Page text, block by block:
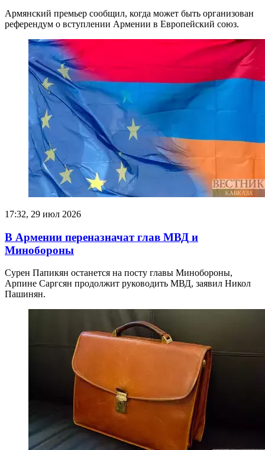
Армянский премьер сообщил, когда может быть организован
референдум о вступлении Армении в Европейский союз.
17:32, 29 июл 2026
В Армении переназначат глав МВД и
Минобороны
Сурен Папикян останется на посту главы Минобороны,
Арпине Саргсян продолжит руководить МВД, заявил Никол
Пашинян.